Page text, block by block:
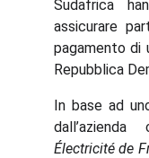
Sudafrica
assicurare
pagamento di
Repubblica
In base ad
Électricité de